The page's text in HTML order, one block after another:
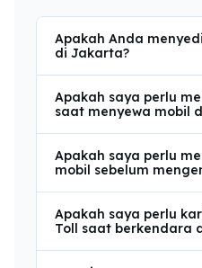
Apakah Anda
di Jakarta?
Apakah saya perlu
saat menyewa mobil
Apakah saya perlu
mobil sebelum
Apakah saya perlu
Toll saat berkendara